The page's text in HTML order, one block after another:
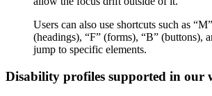
Users can also use shortcuts such as
(headings), “F” (forms), “B” (buttons),
jump to specific elements.
Disability profiles supported in our